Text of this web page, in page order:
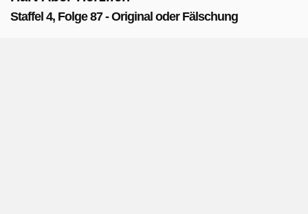
Staffel 4, Folge 87 - Original oder Fälschung